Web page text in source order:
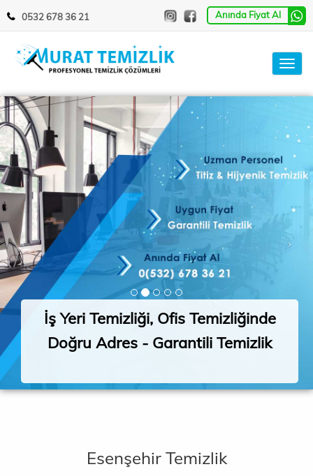
0532 678 36 21 Anında Fiyat Al
İş Yeri Temizliği, Ofis Temizliğinde
Doğru Adres - Garantili Temizlik
Esenşehir Temizlik